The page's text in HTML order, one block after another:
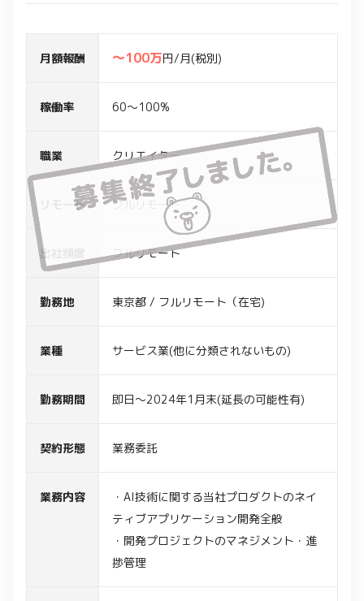
月額報酬 〜100万円/月(税別)
稼働率 60～100%
職業 クリエイター
リモート フルリモート
出社頻度 フルリモート
勤務地 東京都 / フルリモート（在宅)
業種 サービス業(他に分類されないもの)
勤務期間 即日～2024年1月末(延長の可能性有)
契約形態 業務委託
業務内容
・AI技術に関する当社プロダクトのネイ
ティブアプリケーション開発全般
・開発プロジェクトのマネジメント・進
捗管理